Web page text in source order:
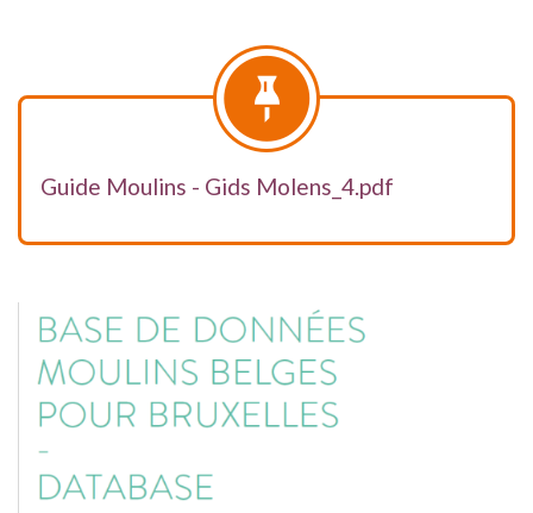
Guide Moulins - Gids Molens_4.pdf